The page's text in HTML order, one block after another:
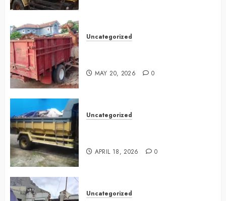
Uncategorized
MAY 20, 2026 0
Uncategorized
APRIL 18, 2026 0
Uncategorized